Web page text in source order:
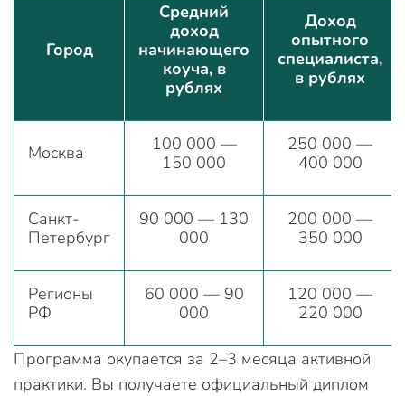
Город
Средний
доход
начинающего
коуча, в
рублях
Доход
опытного
специалиста,
в рублях
Москва
100 000 —
150 000
250 000 —
400 000
Санкт-
Петербург
90 000 — 130
000
200 000 —
350 000
Регионы
РФ
60 000 — 90
000
120 000 —
220 000
Программа окупается за 2–3 месяца активной
практики. Вы получаете официальный диплом